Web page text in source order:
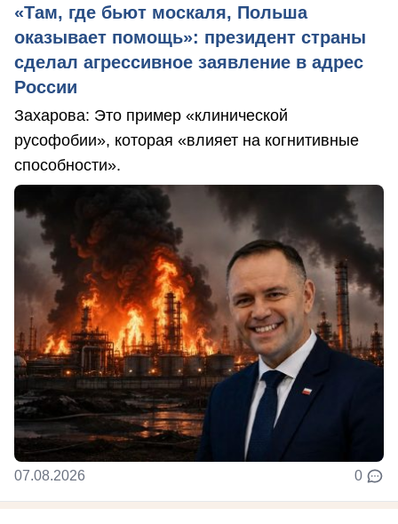
«Там, где бьют москаля, Польша
оказывает помощь»: президент страны
сделал агрессивное заявление в адрес
России
Захарова: Это пример «клинической
русофобии», которая «влияет на когнитивные
способности».
07.08.2026 0